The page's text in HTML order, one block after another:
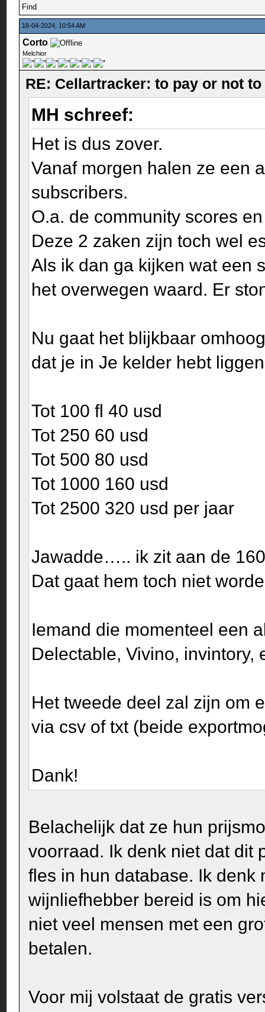
Find
18-04-2024, 10:54 AM
Corto
Melchior
RE: Cellartracker: to pay or not to
MH schreef:
Het is dus zover.
Vanaf morgen halen ze een
subscribers.
O.a. de community scores
Deze 2 zaken zijn toch wel
Als ik dan ga kijken wat een
het overwegen waard. Er
Nu gaat het blijkbaar
dat je in Je kelder hebt
Tot 100 fl 40 usd
Tot 250 60 usd
Tot 500 80 usd
Tot 1000 160 usd
Tot 2500 320 usd per jaar
Jawadde….. ik zit aan de
Dat gaat hem toch niet
Iemand die momenteel een
Delectable, Vivino, invintory,
Het tweede deel zal zijn om
via csv of txt (beide
Dank!
Belachelijk dat ze hun
voorraad. Ik denk niet dat dit
fles in hun database. Ik denk
wijnliefhebber bereid is om
niet veel mensen met een
betalen.
Voor mij volstaat de gratis